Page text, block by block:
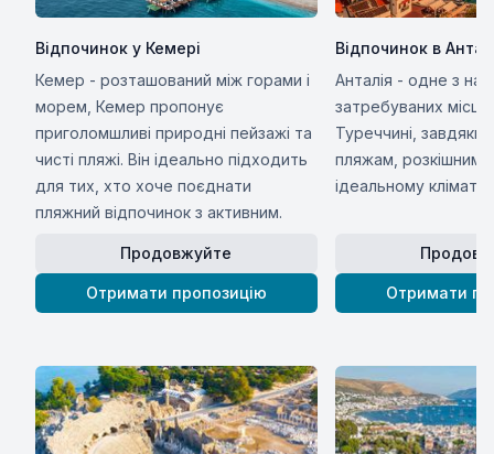
Відпочинок у Кемері
Кемер - розташований між горами і
морем, Кемер пропонує
приголомшливі природні пейзажі та
чисті пляжі. Він ідеально підходить
для тих, хто хоче поєднати
пляжний відпочинок з активним.
Продовжуйте
Отримати пропозицію
Відпочинок в
Анталія - одне з
затребуваних місць
Туреччині, завдяки
пляжам, розкішним
ідеальному клімату.
Отримати